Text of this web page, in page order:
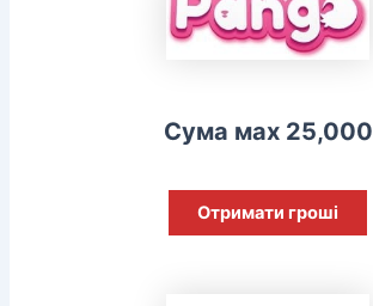
Сума мах 25,000
Отримати гроші